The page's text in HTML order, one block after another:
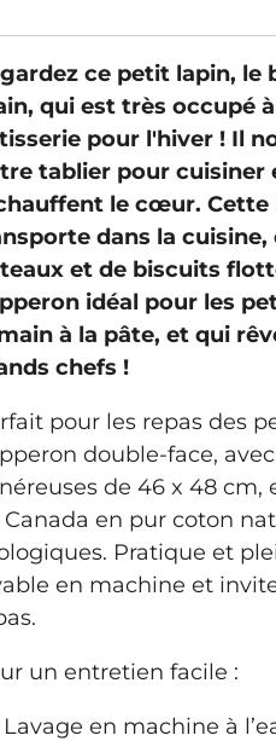
ce petit lapin, le
qui est très occupé
pour l'hiver ! Il
tablier pour cuisiner
le cœur. Cette
dans la cuisine,
et de biscuits
idéal pour les
à la pâte, et qui
chefs !
pour les repas des
double-face,
de 46 x 48 cm,
Canada en pur coton
Pratique et
en machine et
un entretien facile :
Lavage en machine à